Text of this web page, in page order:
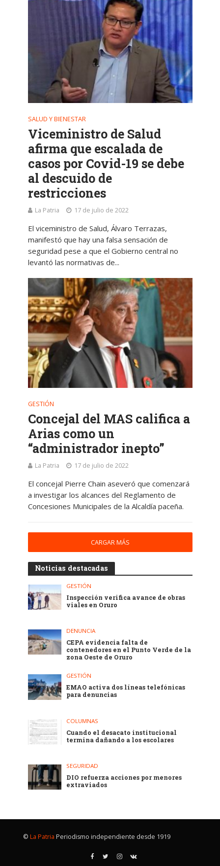
SALUD Y BIENESTAR
Viceministro de Salud
afirma que escalada de
casos por Covid-19 se debe
al descuido de
restricciones
La Patria 17 de julio de 2022
El viceministro de Salud, Álvaro Terrazas,
manifestó que hay una falsa sensación de
seguridad pese a que el Gobierno central no
levantó las normativas de...
GESTIÓN
Concejal del MAS califica a
Arias como un
“administrador inepto”
La Patria 17 de julio de 2022
El concejal Pierre Chain aseveró que comenzará
a investigar los alcances del Reglamento de
Concesiones Municipales de la Alcaldía paceña.
CARGAR MÁS
Noticias destacadas
GESTIÓN
Inspección verifica avance de obras
viales en Oruro
DENUNCIA
CEPA evidencia falta de
contenedores en el Punto Verde de la
zona Oeste de Oruro
GESTIÓN
EMAO activa dos líneas telefónicas
para denuncias
COLUMNAS
Cuando el desacato institucional
termina dañando a los escolares
SEGURIDAD
DIO refuerza acciones por menores
extraviados
© La Patria Periodismo independiente desde 1919